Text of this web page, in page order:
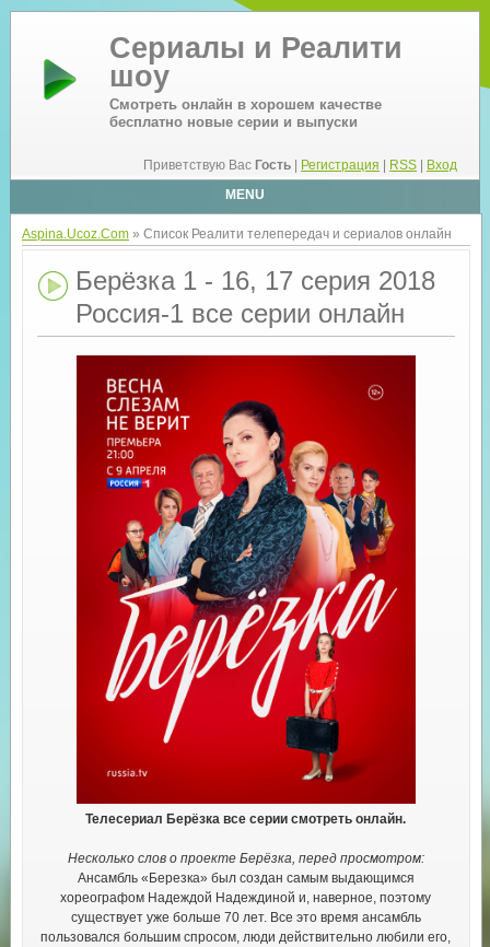
Сериалы и Реалити
шоу
Смотреть онлайн в хорошем качестве
бесплатно новые серии и выпуски
Приветствую Вас Гость Регистрация RSS
Вход
MENU
Aspina.Ucoz.Com» Список Реалити телепередач и сериалов онлайн
Берёзка 1 - 16, 17 серия 2018
Россия-1 все серии онлайн
Телесериал Берёзка все серии смотреть онлайн.
Несколько слов о проекте Берёзка, перед просмотром:
Ансамбль «Березка» был создан самым выдающимся
хореографом Надеждой Надеждиной и, наверное, поэтому
существует уже больше 70 лет. Все это время ансамбль
пользовался большим спросом, люди действительно любили его,